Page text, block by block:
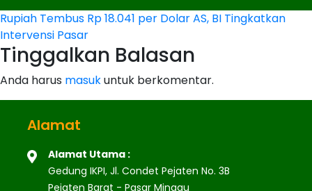
Navigasi
pos
Rupiah Tembus Rp 18.041 per Dolar AS, BI Tingkatkan
Intervensi Pasar
Tinggalkan Balasan
Anda harus masukuntuk berkomentar.
Alamat
Alamat Utama :
Gedung IKPI, Jl. Condet Pejaten No. 3B
Pejaten Barat - Pasar Minggu